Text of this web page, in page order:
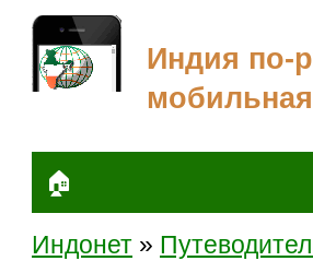
Индия по-
🏠
Индонет »